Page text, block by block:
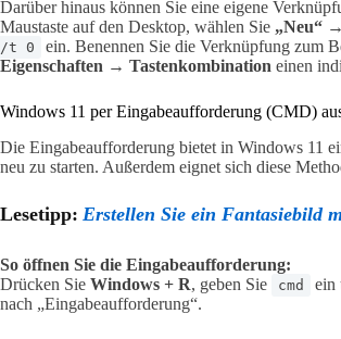
Darüber hinaus können Sie eine eigene
Maustaste auf den Desktop, wählen Sie „Neu“
/t 0
ein. Benennen Sie die Verknüpfung zum
Eigenschaften → Tastenkombination einen
Windows 11 per Eingabeaufforderung (CMD)
Die Eingabeaufforderung bietet in Windows 11
neu zu starten. Außerdem eignet sich diese
Lesetipp: Erstellen Sie ein Fantasiebild
So öffnen Sie die Eingabeaufforderung:
Drücken Sie Windows + R, geben Sie cmd ein
nach „Eingabeaufforderung“.